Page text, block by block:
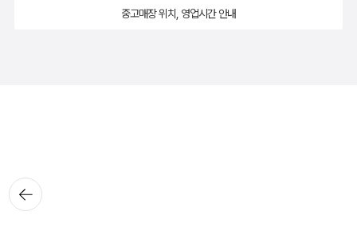
뒤로가
기
중고매장 위치, 영업시간 안내